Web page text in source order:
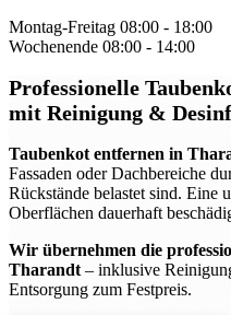
Montag-Freitag 08:00 - 18:00
Wochenende 08:00 - 14:00
Professionelle
mit Reinigung &
Taubenkot entfernen in
Fassaden oder Dachbereiche
Rückstände belastet sind. Eine
Oberflächen dauerhaft
Wir übernehmen die
Tharandt– inklusive
Entsorgung zum Festpreis.